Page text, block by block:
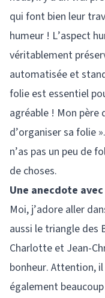
qui font bien leur
humeur ! L’aspect
véritablement
automatisée et
folie est essentiel
agréable ! Mon père
d’organiser sa folie
n’as pas un peu de
de choses.
Une anecdote avec
Moi, j’adore aller
aussi le triangle des
Charlotte et Jean-
bonheur. Attention,
également